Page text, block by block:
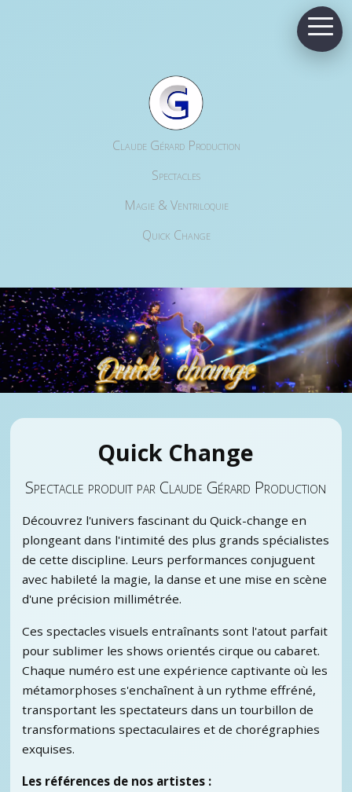
Claude Gérard Production
Spectacles
Magie & Ventriloquie
Quick Change
Quick Change
Spectacle produit par Claude Gérard Production
Découvrez l'univers fascinant du Quick-change en
plongeant dans l'intimité des plus grands spécialistes
de cette discipline. Leurs performances conjuguent
avec habileté la magie, la danse et une mise en scène
d'une précision millimétrée.
Ces spectacles visuels entraînants sont l'atout parfait
pour sublimer les shows orientés cirque ou cabaret.
Chaque numéro est une expérience captivante où les
métamorphoses s'enchaînent à un rythme effréné,
transportant les spectateurs dans un tourbillon de
transformations spectaculaires et de chorégraphies
exquises.
Les références de nos artistes :